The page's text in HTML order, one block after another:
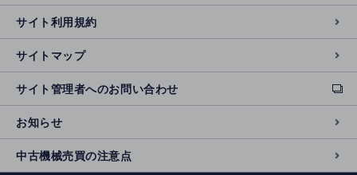
si
t
e
サイト利用規約
サイトマップ
サイト管理者へのお問い合わせ
ext
e
r
n
al
お知らせ
中古機械売買の注意点